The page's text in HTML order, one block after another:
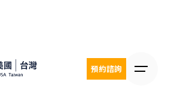
預約諮詢